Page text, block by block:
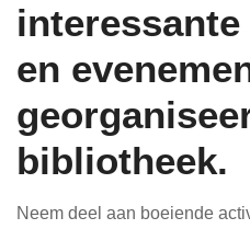
en
bibliotheek.
Neem deel aan boeiende